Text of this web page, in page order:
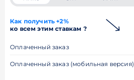
Как получить +2%
ко всем этим ставкам ?
Оплаченный заказ
Оплаченный заказ (мобильная версия)